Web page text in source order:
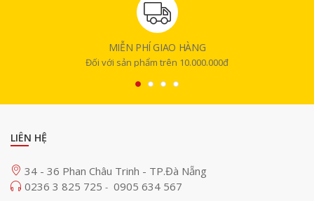
nghiệm cực mượt mà, ấn tượng và đắm chìm nhờ hiệu ứng âm thanh,
MIỄN PHÍ GIAO HÀNG
Đối với sản phẩm trên 10.000.000đ
LIÊN HỆ
34 - 36 Phan Châu Trinh - TP.Đà Nẵng
0236 3 825 725 - 0905 634 567